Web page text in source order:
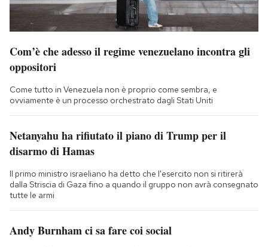
Com’è che adesso il regime venezuelano incontra gli
oppositori
Come tutto in Venezuela non è proprio come sembra, e
ovviamente è un processo orchestrato dagli Stati Uniti
Netanyahu ha rifiutato il piano di Trump per il
disarmo di Hamas
Il primo ministro israeliano ha detto che l'esercito non si ritirerà
dalla Striscia di Gaza fino a quando il gruppo non avrà consegnato
tutte le armi
Andy Burnham ci sa fare coi social